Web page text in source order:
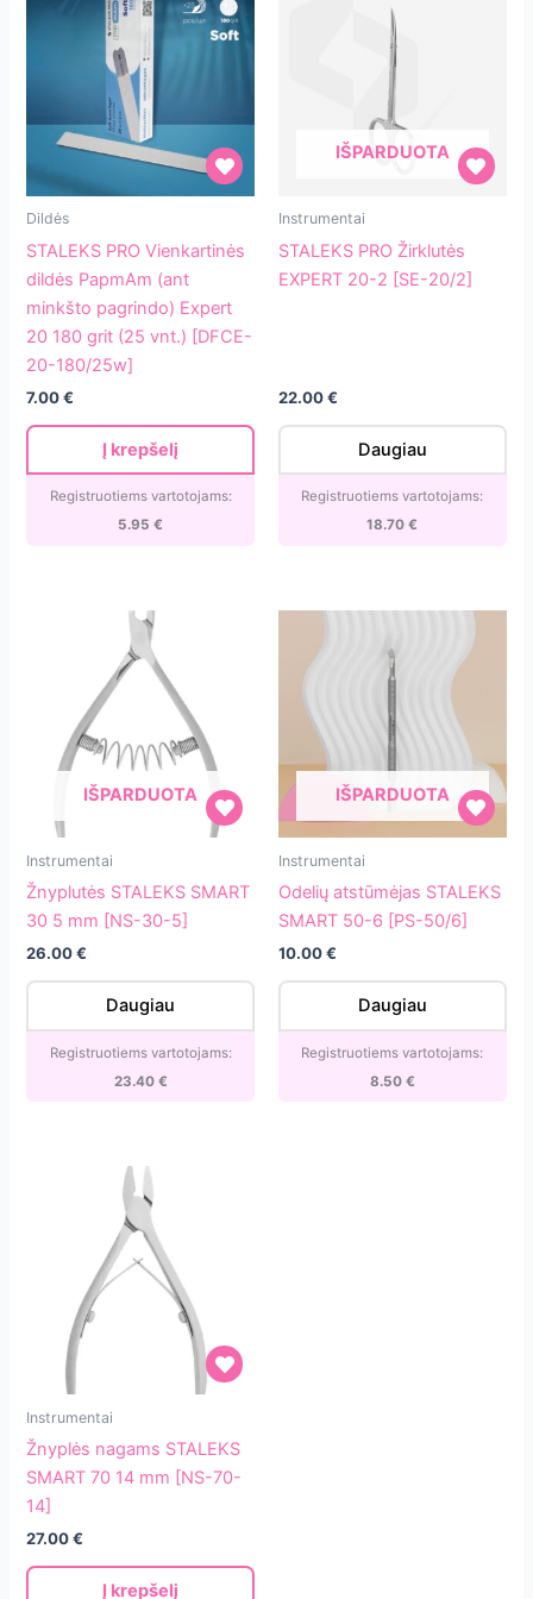
STALEKS
PapmAm
minkšto
pagrindo)
Expert
180
Dildės
STALEKS PRO Vienkartinės
dildės PapmAm (ant
minkšto pagrindo) Expert
20 180 grit (25 vnt.) [DFCE-
20-180/25w]
7.00€
Į krepšelį
Registruotiems vartotojams:
5.95€
STALEKS
20/2]
IŠPARDUOTA
Instrumentai
STALEKS PRO Žirklutės
EXPERT 20-2 [SE-20/2]
22.00€
Daugiau
Registruotiems vartotojams:
18.70€
Žnyplutės
STALEKS
SMART
5
30-
IŠPARDUOTA
Instrumentai
Žnyplutės STALEKS SMART
30 5 mm [NS-30-5]
26.00€
Daugiau
Registruotiems vartotojams:
23.40 €
Odelių
STALEKS
50-
50/6]
IŠPARDUOTA
Instrumentai
Odelių atstūmėjas STALEKS
SMART 50-6 [PS-50/6]
10.00€
Daugiau
Registruotiems vartotojams:
8.50 €
Žnyplės
nagams
STALEKS
SMART
70
14
mm
Instrumentai
Žnyplės nagams STALEKS
SMART 70 14 mm [NS-70-
14]
27.00€
Į krepšelį